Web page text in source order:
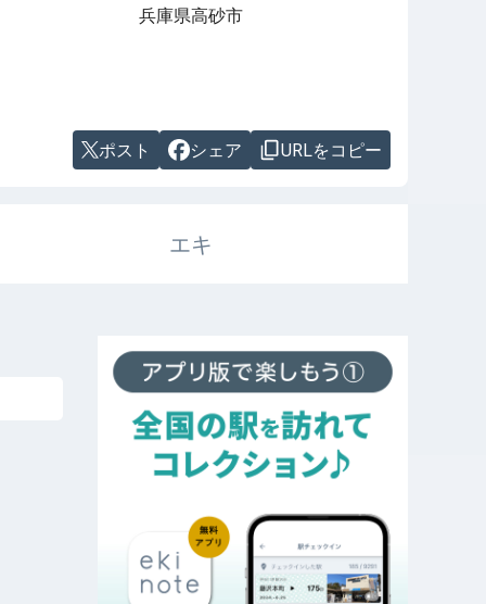
兵庫県高砂市
ポスト シェア URLをコピー
エキ